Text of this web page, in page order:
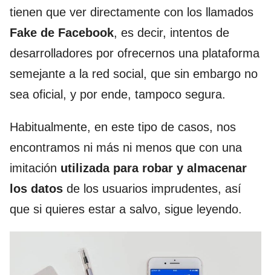
tienen que ver directamente con los llamados
Fake de Facebook, es decir, intentos de
desarrolladores por ofrecernos una plataforma
semejante a la red social, que sin embargo no
sea oficial, y por ende, tampoco segura.
Habitualmente, en este tipo de casos, nos
encontramos ni más ni menos que con una
imitación utilizada para robar y almacenar
los datos de los usuarios imprudentes, así
que si quieres estar a salvo, sigue leyendo.